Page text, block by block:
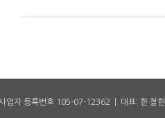
업자 등록번호 105-07-12362 | 대표: 한 철헌